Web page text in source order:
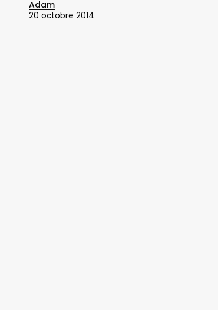
Adam
20 octobre 2014